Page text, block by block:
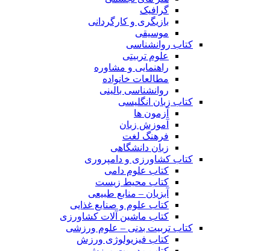
گرافیک
بازیگری و کارگردانی
موسیقی
کتاب روانشناسی
علوم تربیتی
راهنمایی و مشاوره
مطالعات خانواده
روانشناسی بالینی
کتاب زبان انگلیسی
آزمون ها
آموزش زبان
فرهنگ لغت
زبان دانشگاهی
کتاب کشاورزی و دامپروری
کتاب علوم دامی
کتاب محیط زیست
آبزیان – منابع طبیعی
کتاب علوم و صنایع غذایی
کتاب ماشین آلات کشاورزی
کتاب تربیت بدنی – علوم ورزشی
کتاب فیزیولوژی ورزش